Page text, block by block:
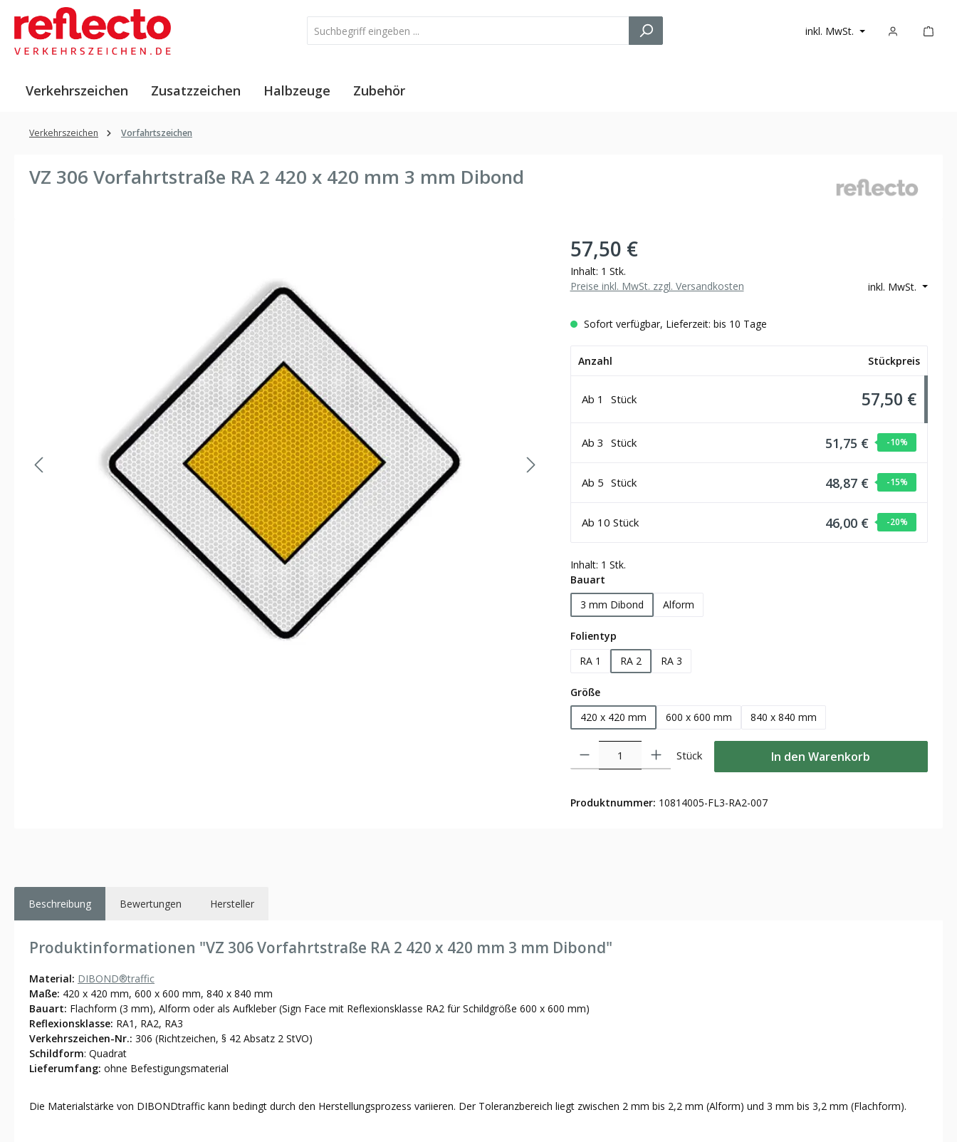
Hauptinhalt springen
Zur Suche springen
Zur Hauptnavigation springen
inkl. MwSt.
Verkehrszeichen Zusatzzeichen Halbzeuge Zubehör
Verkehrszeichen Vorfahrtszeichen
VZ 306 Vorfahrtstraße RA 2 420 x 420 mm 3 mm Dibond
57,50 €
Inhalt: 1 Stk.
inkl. MwSt.
Preise inkl. MwSt. zzgl. Versandkosten
Sofort verfügbar, Lieferzeit: bis 10 Tage
Anzahl Stückpreis
Ab 1 Stück 57,50 €
Ab 3 Stück 51,75 € -10%
Ab 5 Stück 48,87 € -15%
Ab 10 Stück 46,00 € -20%
Inhalt: 1 Stk.
Bauartauswählen
3 mm Dibond
Alform
Folientypauswählen
RA 1
RA 2 RA 3
Größeauswählen
420 x 420 mm
600 x 600 mm 840 x 840 mm
Stück In den Warenkorb
Produktnummer: 10814005-FL3-RA2-007
Beschreibung Bewertungen Hersteller
Produktinformationen "VZ 306 Vorfahrtstraße RA 2 420 x 420 mm 3 mm Dibond"
Material: DIBOND®traffic
Maße: 420 x 420 mm, 600 x 600 mm, 840 x 840 mm
Bauart: Flachform (3 mm), Alform oder als Aufkleber (Sign Face mit Reflexionsklasse RA2 für Schildgröße 600 x 600 mm)
Reflexionsklasse: RA1, RA2, RA3
Verkehrszeichen-Nr.: 306 (Richtzeichen, § 42 Absatz 2 StVO)
Schildform: Quadrat
Lieferumfang: ohne Befestigungsmaterial
Die Materialstärke von DIBONDtraffic kann bedingt durch den Herstellungsprozess variieren. Der Toleranzbereich liegt zwischen 2 mm bis 2,2 mm (Alform) und 3 mm bis 3,2 mm (Flachform).